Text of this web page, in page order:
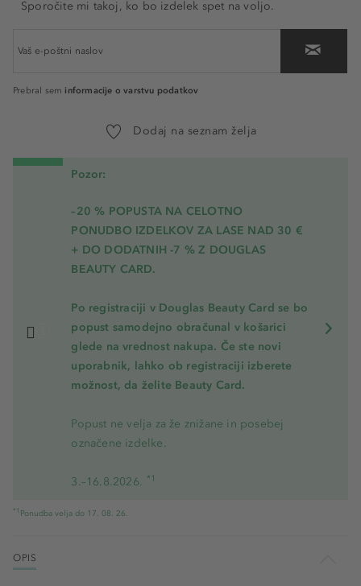
Sporočite mi takoj, ko bo izdelek spet na voljo.
Prebral sem informacije o varstvu podatkov
Dodaj na seznam želja
Pozor:
–20 % POPUSTA NA CELOTNO
PONUDBO IZDELKOV ZA LASE NAD 30 €
+ DO DODATNIH -7 % Z DOUGLAS
BEAUTY CARD.
Po registraciji v Douglas Beauty Card se bo
popust samodejno obračunal v košarici
glede na vrednost nakupa. Če ste novi
uporabnik, lahko ob registraciji izberete
možnost, da želite Beauty Card.
Popust ne velja za že znižane in posebej
označene izdelke.
3.–16.8.2026. *1
*1 Ponudba velja do 17. 08. 26.
OPIS